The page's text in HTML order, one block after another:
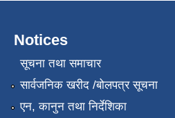
Notices
सूचना तथा समाचार
सार्वजनिक खरीद /बोलपत्र सूचना
एन, कानुन तथा निर्देशिका